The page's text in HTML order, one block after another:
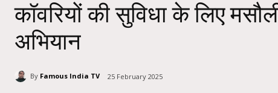
कॉवरियों की सुविधा के लिए
अभियान
By Famous India TV 25 February 2025